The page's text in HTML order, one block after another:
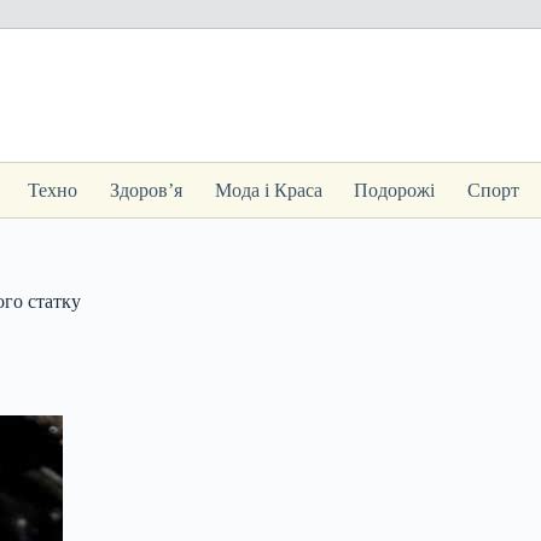
Техно Здоров’я Мода і Краса Подорожі Спорт
статку